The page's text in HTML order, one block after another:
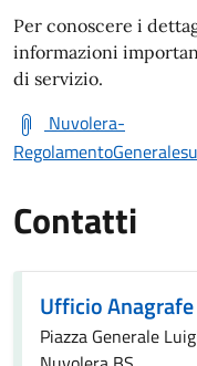
Per conoscere i
informazioni
di servizio.
Nuvolera-
Contatti
Ufficio
Piazza Generale